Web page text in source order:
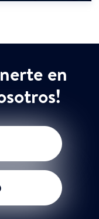
en